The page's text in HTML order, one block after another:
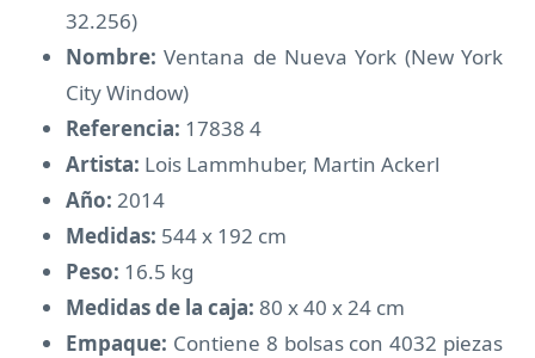
32.256)
Nombre: Ventana de Nueva York (New York
City Window)
Referencia: 17838 4
Artista: Lois Lammhuber, Martin Ackerl
Año: 2014
Medidas: 544 x 192 cm
Peso: 16.5 kg
Medidas de la caja: 80 x 40 x 24 cm
Empaque: Contiene 8 bolsas con 4032 piezas